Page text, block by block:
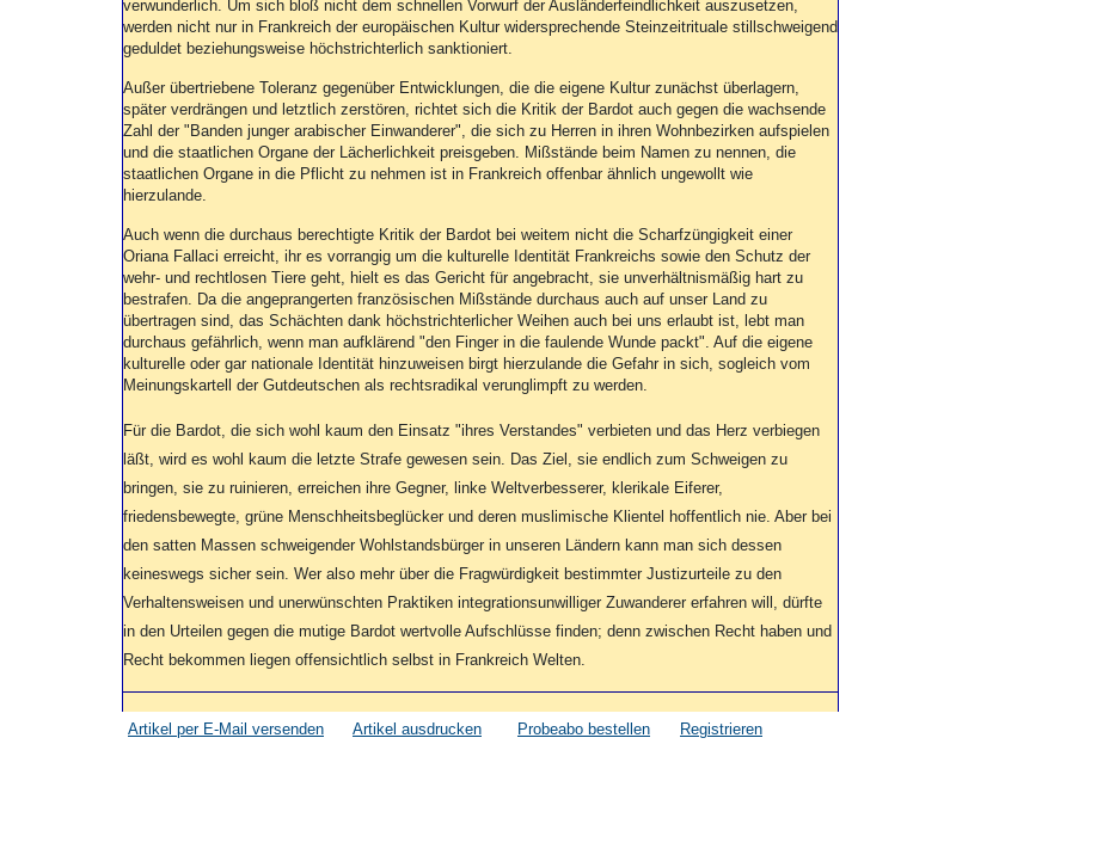
verwunderlich. Um sich bloß nicht dem schnellen Vorwurf der Ausländerfeindlichkeit auszusetzen,
werden nicht nur in Frankreich der europäischen Kultur widersprechende Steinzeitrituale stillschweigend
geduldet beziehungsweise höchstrichterlich sanktioniert.
Außer übertriebene Toleranz gegenüber Entwicklungen, die die eigene Kultur zunächst überlagern,
später verdrängen und letztlich zerstören, richtet sich die Kritik der Bardot auch gegen die wachsende
Zahl der "Banden junger arabischer Einwanderer", die sich zu Herren in ihren Wohnbezirken aufspielen
und die staatlichen Organe der Lächerlichkeit preisgeben. Mißstände beim Namen zu nennen, die
staatlichen Organe in die Pflicht zu nehmen ist in Frankreich offenbar ähnlich ungewollt wie
hierzulande.
Auch wenn die durchaus berechtigte Kritik der Bardot bei weitem nicht die Scharfzüngigkeit einer
Oriana Fallaci erreicht, ihr es vorrangig um die kulturelle Identität Frankreichs sowie den Schutz der
wehr- und rechtlosen Tiere geht, hielt es das Gericht für angebracht, sie unverhältnismäßig hart zu
bestrafen. Da die angeprangerten französischen Mißstände durchaus auch auf unser Land zu
übertragen sind, das Schächten dank höchstrichterlicher Weihen auch bei uns erlaubt ist, lebt man
durchaus gefährlich, wenn man aufklärend "den Finger in die faulende Wunde packt". Auf die eigene
kulturelle oder gar nationale Identität hinzuweisen birgt hierzulande die Gefahr in sich, sogleich vom
Meinungskartell der Gutdeutschen als rechtsradikal verunglimpft zu werden.
Für die Bardot, die sich wohl kaum den Einsatz "ihres Verstandes" verbieten und das Herz verbiegen
läßt, wird es wohl kaum die letzte Strafe gewesen sein. Das Ziel, sie endlich zum Schweigen zu
bringen, sie zu ruinieren, erreichen ihre Gegner, linke Weltverbesserer, klerikale Eiferer,
friedensbewegte, grüne Menschheitsbeglücker und deren muslimische Klientel hoffentlich nie. Aber bei
den satten Massen schweigender Wohlstandsbürger in unseren Ländern kann man sich dessen
keineswegs sicher sein. Wer also mehr über die Fragwürdigkeit bestimmter Justizurteile zu den
Verhaltensweisen und unerwünschten Praktiken integrationsunwilliger Zuwanderer erfahren will, dürfte
in den Urteilen gegen die mutige Bardot wertvolle Aufschlüsse finden; denn zwischen Recht haben und
Recht bekommen liegen offensichtlich selbst in Frankreich Welten.
Artikel per E-Mail versenden Artikel ausdrucken Probeabo bestellen Registrieren